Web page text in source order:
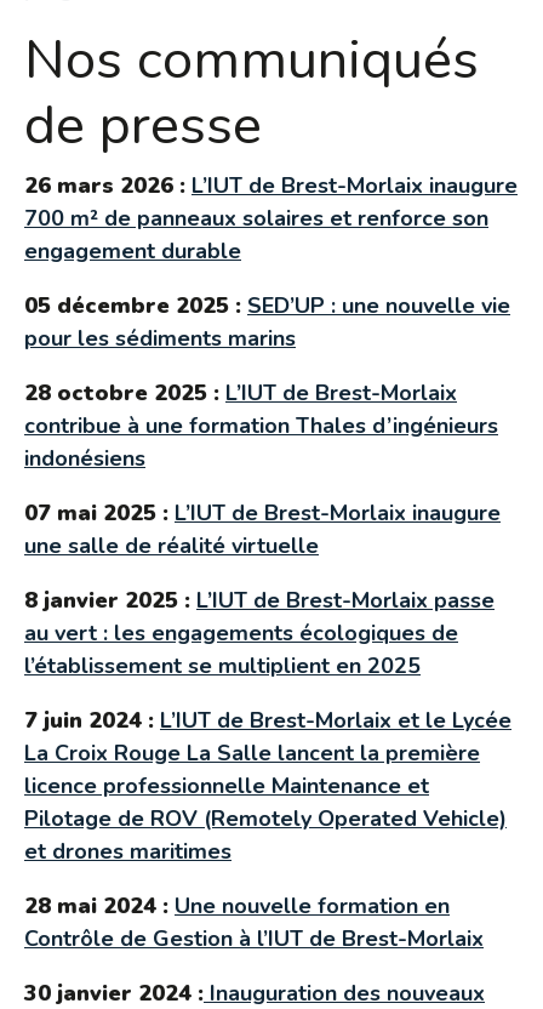
Nos communiqués
de presse
26 mars 2026 : L’IUT de Brest-Morlaix inaugure
700 m² de panneaux solaires et renforce son
engagement durable
05 décembre 2025 : SED’UP : une nouvelle vie
pour les sédiments marins
28 octobre 2025 : L’IUT de Brest-Morlaix
contribue à une formation Thales d’ingénieurs
indonésiens
07 mai 2025 : L’IUT de Brest-Morlaix inaugure
une salle de réalité virtuelle
8 janvier 2025 : L’IUT de Brest-Morlaix passe
au vert : les engagements écologiques de
l’établissement se multiplient en 2025
7 juin 2024 : L’IUT de Brest-Morlaix et le Lycée
La Croix Rouge La Salle lancent la première
licence professionnelle Maintenance et
Pilotage de ROV (Remotely Operated Vehicle)
et drones maritimes
28 mai 2024 : Une nouvelle formation en
Contrôle de Gestion à l’IUT de Brest-Morlaix
30 janvier 2024 : Inauguration des nouveaux